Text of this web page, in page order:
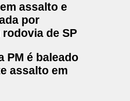
assalto e
por
de SP
PM é baleado
assalto em